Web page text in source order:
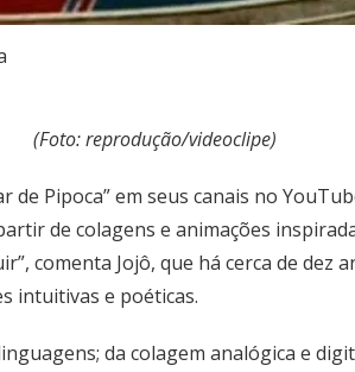
(Foto: reprodução/videoclipe)
Pipoca” em seus canais no
de colagens e animações
comenta Jojô, que há cerca de dez
intuitivas e poéticas.
da colagem analógica e